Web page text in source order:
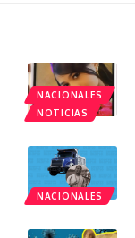
NACIONALES
NOTICIAS
NACIONALES